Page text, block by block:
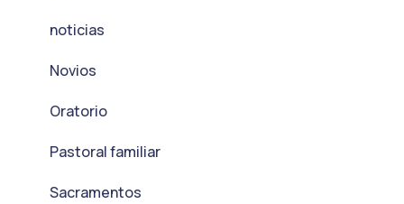
noticias
Novios
Oratorio
Pastoral familiar
Sacramentos